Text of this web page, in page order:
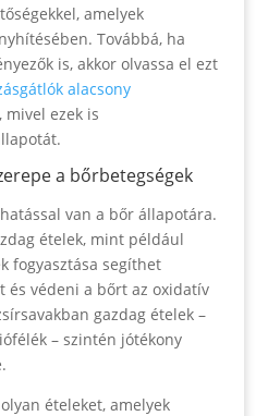
amelyek
Továbbá, ha
is, akkor olvassa el ezt
alacsony
mivel ezek is
a bőrbetegségek
van a bőr állapotára.
ételek, mint például
fogyasztása segíthet
és védeni a bőrt az oxidatív
gazdag ételek –
– szintén jótékony
ételeket, amelyek